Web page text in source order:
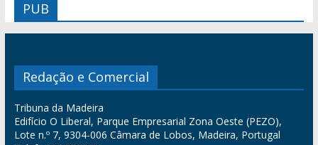
PUB
Redação e Comercial
Tribuna da Madeira
Edifício O Liberal, Parque Empresarial Zona Oeste (PEZO),
Lote n.º 7, 9304-006 Câmara de Lobos, Madeira, Portugal